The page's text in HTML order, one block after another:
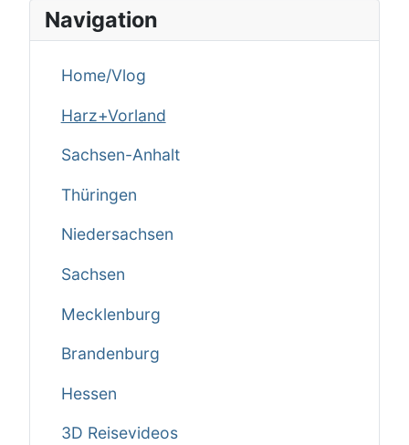
Navigation
Home/Vlog
Harz+Vorland
Sachsen-Anhalt
Thüringen
Niedersachsen
Sachsen
Mecklenburg
Brandenburg
Hessen
3D Reisevideos